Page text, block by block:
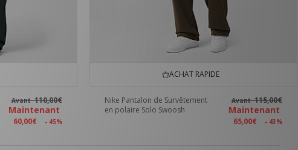
Avant110,00€
Maintenant
60,00€ - 45%
ACHAT RAPIDE
Nike Pantalon de Survêtement
en polaire Solo Swoosh
Avant115,00€
Maintenant
65,00€ - 43%